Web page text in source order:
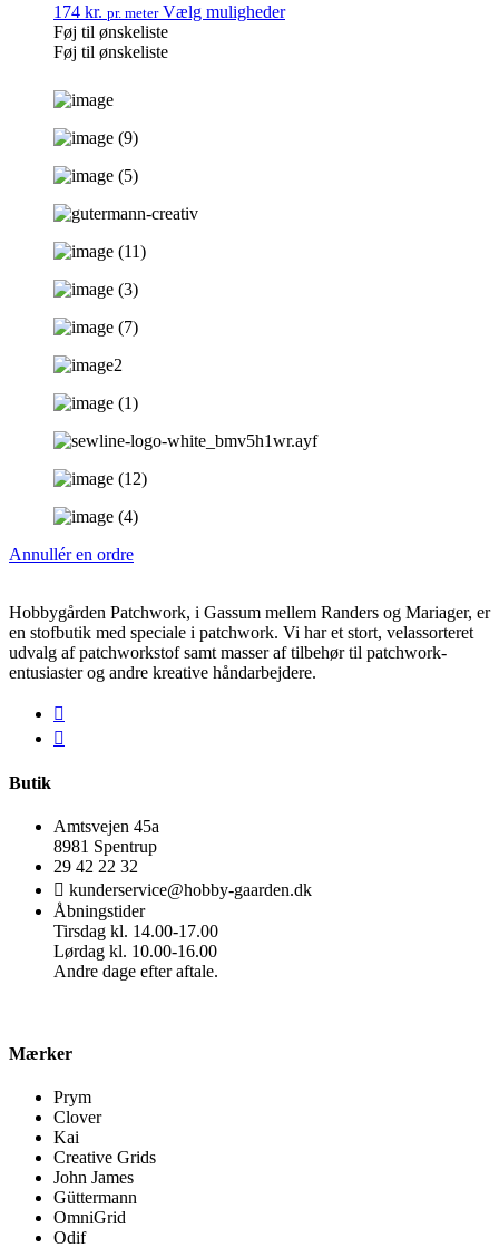
174 kr. pr. meter Vælg muligheder
Føj til ønskeliste
Føj til ønskeliste
Annullér en ordre
Hobbygården Patchwork, i Gassum mellem Randers og Mariager, er
en stofbutik med speciale i patchwork. Vi har et stort, velassorteret
udvalg af patchworkstof samt masser af tilbehør til patchwork-
entusiaster og andre kreative håndarbejdere.
Butik
Amtsvejen 45a
8981 Spentrup
29 42 22 32
kunderservice@hobby-gaarden.dk
Åbningstider
Tirsdag kl. 14.00-17.00
Lørdag kl. 10.00-16.00
Andre dage efter aftale.
Mærker
Prym
Clover
Kai
Creative Grids
John James
Güttermann
OmniGrid
Odif